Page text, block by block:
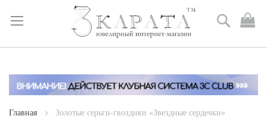
Skip
Content
Поиск
Главная Золотые серьги-гвоздики «Звездные сердечки»